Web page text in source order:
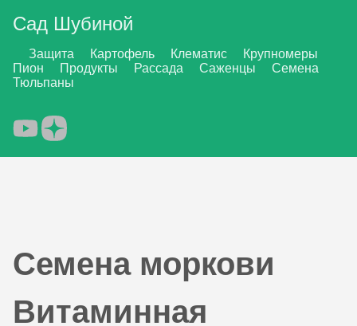
Сад Шубиной
Защита Картофель Клематис
Крупномеры
Пион
Продукты Рассада Саженцы
Семена
Тюльпаны
Семена моркови
Витаминная